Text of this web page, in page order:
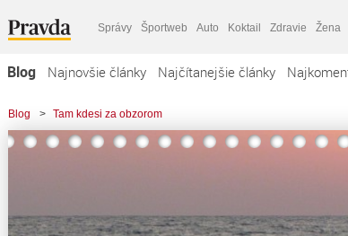
Správy Športweb Auto Koktail Zdravie Žena
Blog Najnovšie články Najčítanejšie články
Blog > Tam kdesi za obzorom